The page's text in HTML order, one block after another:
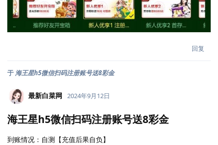
回复
于 海王星h5微信扫码注册账号送8彩金
最新白菜网 2024年9月12日
海王星h5微信扫码注册账号送8彩金
到账情况：自测【充值后果自负】